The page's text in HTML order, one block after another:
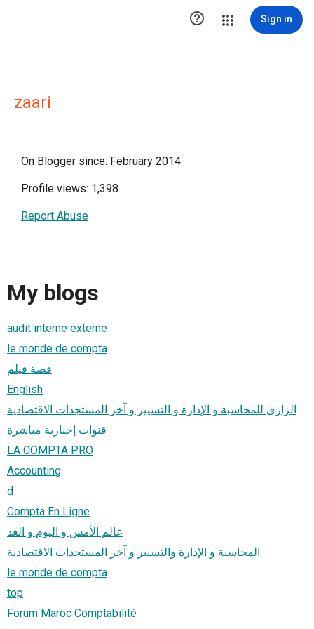
 Sign in
zaari
On Blogger since: February 2014
Profile views: 1,398
Report Abuse
My blogs
audit interne externe
le monde de compta
قصة فيلم
English
الزاري للمحاسبة و الإدارة و التسيير و آخر المستجدات الاقتصادية
قنوات إخبارية مباشرة
LA COMPTA PRO
Accounting
d
Compta En Ligne
عالم الأمس و اليوم و الغد
المحاسبة و الإدارة والتسيير و آخر المستجدات الاقتصادية
le monde de compta
top
Forum Maroc Comptabilité